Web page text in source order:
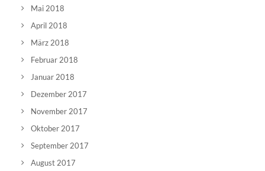
Mai 2018
April 2018
März 2018
Februar 2018
Januar 2018
Dezember 2017
November 2017
Oktober 2017
September 2017
August 2017